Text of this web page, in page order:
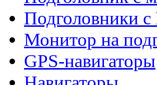
Подголовники
Монитор на
GPS-навигаторы